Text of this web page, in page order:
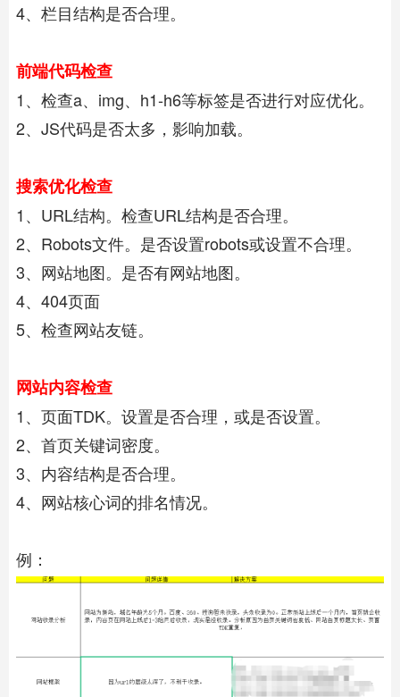
4、栏目结构是否合理。
前端代码检查
1、检查a、img、h1-h6等标签是否进行对应优化。
2、JS代码是否太多，影响加载。
搜索优化检查
1、URL结构。检查URL结构是否合理。
2、Robots文件。是否设置robots或设置不合理。
3、网站地图。是否有网站地图。
4、404页面
5、检查网站友链。
网站内容检查
1、页面TDK。设置是否合理，或是否设置。
2、首页关键词密度。
3、内容结构是否合理。
4、网站核心词的排名情况。
例：